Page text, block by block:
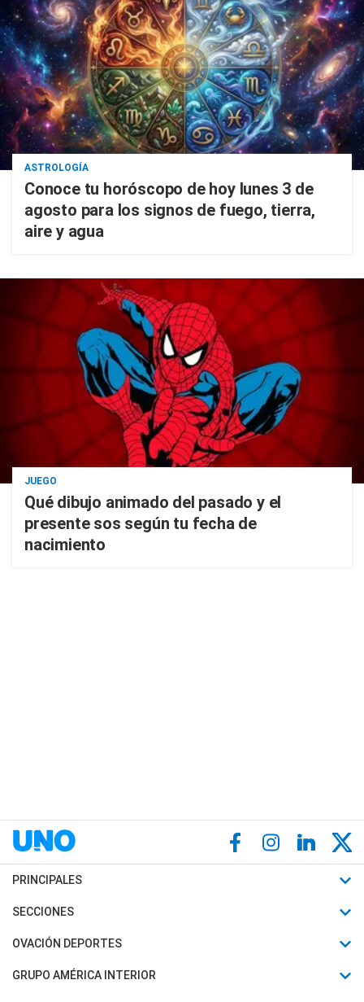
ASTROLOGÍA
Conoce tu horóscopo de hoy lunes 3 de
agosto para los signos de fuego, tierra,
aire y agua
JUEGO
Qué dibujo animado del pasado y el
presente sos según tu fecha de
nacimiento
PRINCIPALES
Últimas Noticias
Política
SECCIONES
Horóscopo
Motores
OVACIÓN DEPORTES
Fútbol
GRUPO AMÉRICA INTERIOR